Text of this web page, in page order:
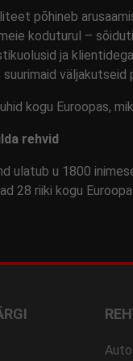
põhineb
koduturul –
ja
suurimaid väljakutseid
kogu Euroopas,
rehvid
ulatub u 1800
28 riiki kogu
Auto